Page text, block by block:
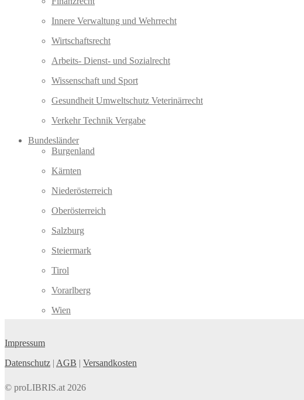
Innere Verwaltung und Wehrrecht
Wirtschaftsrecht
Arbeits- Dienst- und Sozialrecht
Wissenschaft und Sport
Gesundheit Umweltschutz Veterinärrecht
Verkehr Technik Vergabe
Bundesländer
Burgenland
Kärnten
Niederösterreich
Oberösterreich
Salzburg
Steiermark
Tirol
Vorarlberg
Wien
Impressum
Datenschutz | AGB | Versandkosten
© proLIBRIS.at 2026